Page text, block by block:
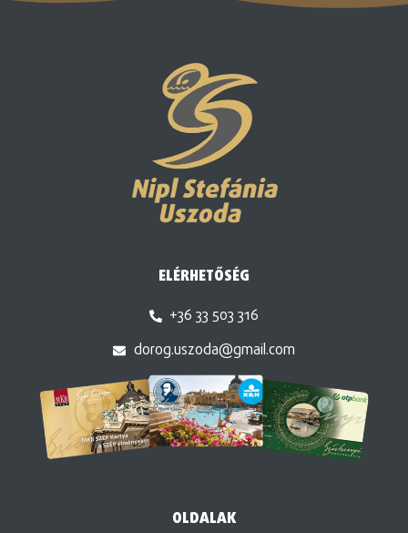
ELÉRHETŐSÉG
+36 33 503 316
dorog.uszoda@gmail.com
OLDALAK